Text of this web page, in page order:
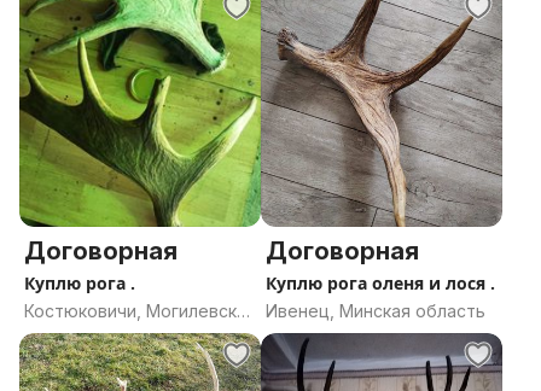
Договорная
Куплю рога .
Костюковичи, Могилевская
область
Договорная
Куплю рога оленя и лося .
Ивенец, Минская область